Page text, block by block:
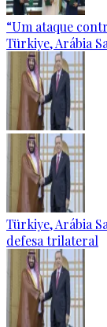
“Um ataque
Türkiye, Arábia
Türkiye, Arábia
defesa trilateral